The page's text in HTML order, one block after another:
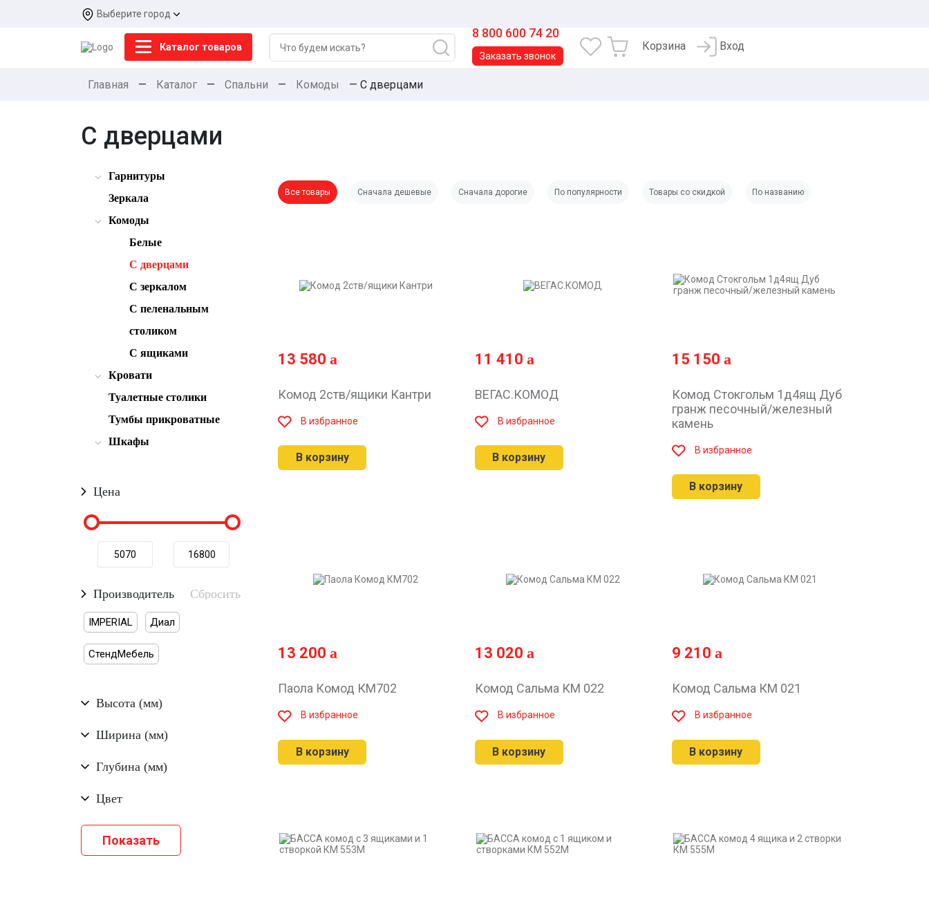
Выберите город
Каталог товаров
8 800 600 74 20
Заказать звонок
Корзина Вход
Главная — Каталог — Спальни — Комоды — С дверцами
С дверцами
Гарнитуры
Зеркала
Комоды
Белые
С дверцами
С зеркалом
С пеленальным
столиком
С ящиками
Кровати
Туалетные столики
Тумбы прикроватные
Шкафы
Цена
Производитель
IMPERIAL Диал
СтендМебель
Высота (мм)
Ширина (мм)
Глубина (мм)
Цвет
Все товары Сначала дешевые Сначала дорогие По популярности Товары со скидкой По названию
13 580
Комод 2ств/ящики Кантри
В избранное
В корзину
11 410
ВЕГАС.КОМОД
В избранное
В корзину
15 150
Комод Стокгольм 1д4ящ Дуб
гранж песочный/железный
камень
В избранное
В корзину
13 200
Паола Комод КМ702
В избранное
В корзину
13 020
Комод Сальма КМ 022
В избранное
В корзину
9 210
Комод Сальма КМ 021
В избранное
В корзину